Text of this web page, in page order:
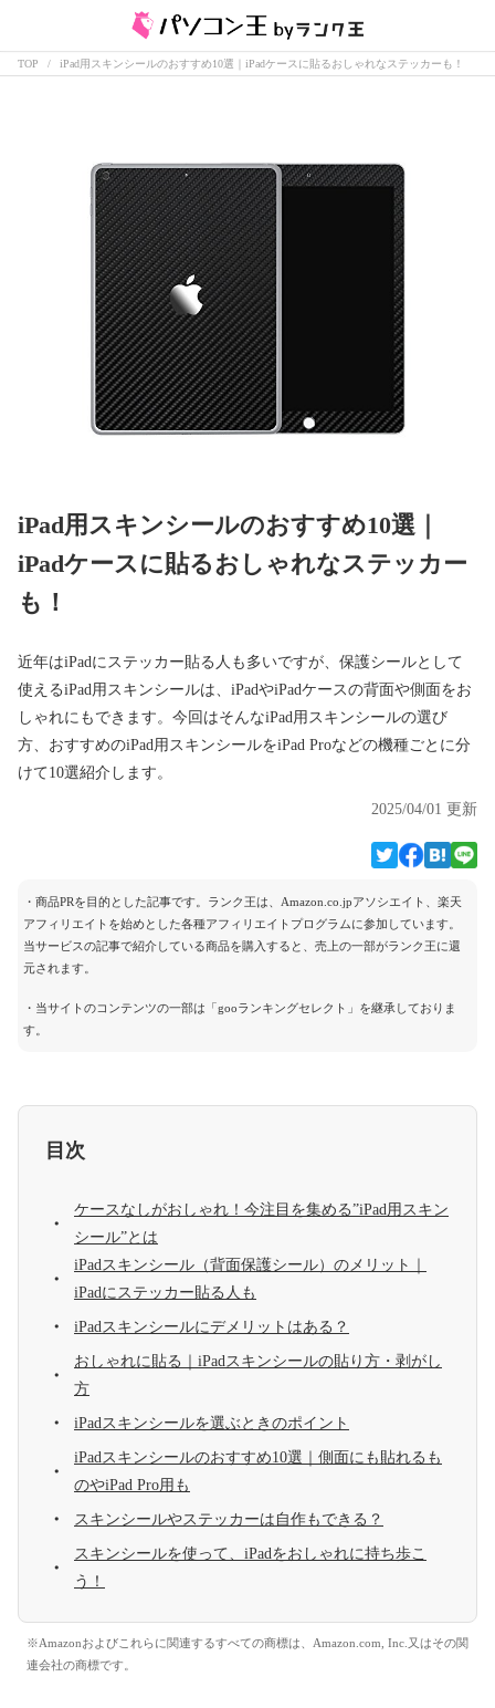
TOP iPad用スキンシールのおすすめ10選｜iPadケースに貼るおしゃれなステッカーも！
iPad用スキンシールのおすすめ10選｜
iPadケースに貼るおしゃれなステッカー
も！
近年はiPadにステッカー貼る人も多いですが、保護シールとして
使えるiPad用スキンシールは、iPadやiPadケースの背面や側面をお
しゃれにもできます。今回はそんなiPad用スキンシールの選び
方、おすすめのiPad用スキンシールをiPad Proなどの機種ごとに分
けて10選紹介します。
2025/04/01 更新
・商品PRを目的とした記事です。ランク王は、Amazon.co.jpアソシエイト、楽天
アフィリエイトを始めとした各種アフィリエイトプログラムに参加しています。
当サービスの記事で紹介している商品を購入すると、売上の一部がランク王に還
元されます。
・当サイトのコンテンツの一部は「gooランキングセレクト」を継承しておりま
す。
目次
ケースなしがおしゃれ！今注目を集める”iPad用スキン
シール”とは
iPadスキンシール（背面保護シール）のメリット｜
iPadにステッカー貼る人も
iPadスキンシールにデメリットはある？
おしゃれに貼る｜iPadスキンシールの貼り方・剥がし
方
iPadスキンシールを選ぶときのポイント
iPadスキンシールのおすすめ10選｜側面にも貼れるも
のやiPad Pro用も
スキンシールやステッカーは自作もできる？
スキンシールを使って、iPadをおしゃれに持ち歩こ
う！
※Amazonおよびこれらに関連するすべての商標は、Amazon.com, Inc.又はその関
連会社の商標です。